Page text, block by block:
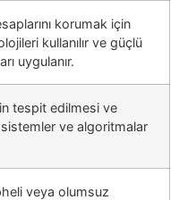
korumak için
kullanılır ve güçlü
uygulanır.
tespit edilmesi ve
ve algoritmalar
veya olumsuz